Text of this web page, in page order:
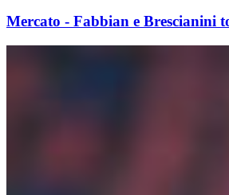
Mercato - Fabbian e Brescianini